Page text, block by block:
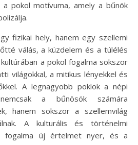
pokol motívuma, amely a bűnök
fizikai hely, hanem egy szellemi
válás, a küzdelem és a túlélés
a pokol fogalma sokszor
világokkal, a mitikus lényekkel és
A legnagyobb poklok a népi
a bűnösök számára
hanem sokszor a szellemvilág
A kulturális és történelmi
fogalma új értelmet nyer, és a